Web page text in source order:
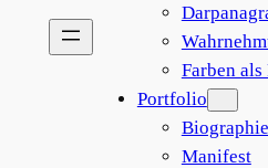
Farben als
Portfolio
Biographie
Manifest